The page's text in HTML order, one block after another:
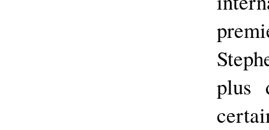
plus